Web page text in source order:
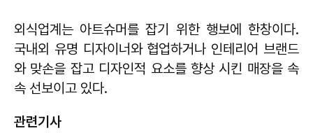
외식업계는 아트슈머를 잡기 위한 행보에 한창이다.
국내외 유명 디자이너와 협업하거나 인테리어 브랜드
와 맞손을 잡고 디자인적 요소를 향상 시킨 매장을 속
속 선보이고 있다.
관련기사